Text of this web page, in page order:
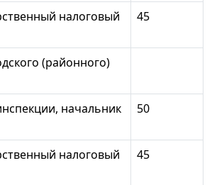
налоговый
45
(районного)
начальник
50
налоговый
45